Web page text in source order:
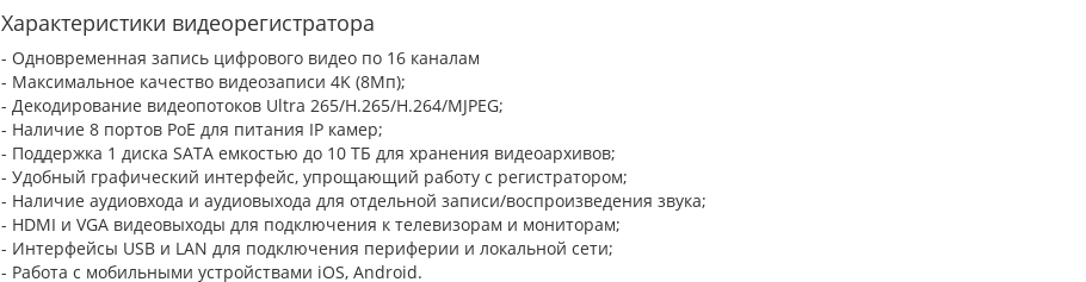
Характеристики видеорегистратора
- Одновременная запись цифрового видео по 16 каналам
- Максимальное качество видеозаписи 4K (8Мп);
- Декодирование видеопотоков Ultra 265/H.265/H.264/MJPEG;
- Наличие 8 портов PoE для питания IP камер;
- Поддержка 1 диска SATA емкостью до 10 ТБ для хранения видеоархивов;
- Удобный графический интерфейс, упрощающий работу с регистратором;
- Наличие аудиовхода и аудиовыхода для отдельной записи/воспроизведения звука;
- HDMI и VGA видеовыходы для подключения к телевизорам и мониторам;
- Интерфейсы USB и LAN для подключения периферии и локальной сети;
- Работа с мобильными устройствами iOS, Android.